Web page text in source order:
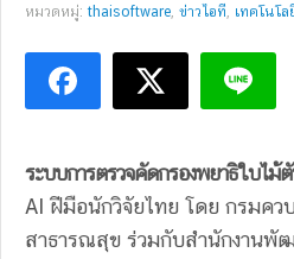
หมวดหมู่:thaisoftware, ข่าวไอที, เทคโนโล
ระบบการตรวจคัดกรองพยาธิใบไ
AI ฝีมือนักวิจัยไทย โดย กรมคว
สาธารณสุข ร่วมกับสำนักงานพั